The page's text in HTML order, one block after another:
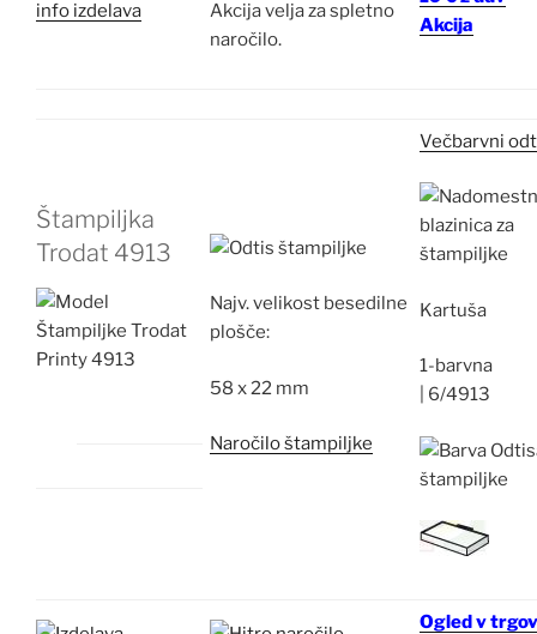
info izdelava
Akcija velja za spletno
naročilo.
Akcija
Štampiljka
Trodat 4913
Najv.velikost besedilne
plošče:
58 x 22 mm
Naročilo štampiljke
Večbarvni
Kartuša
1-barvna
6/4913
Ogled v